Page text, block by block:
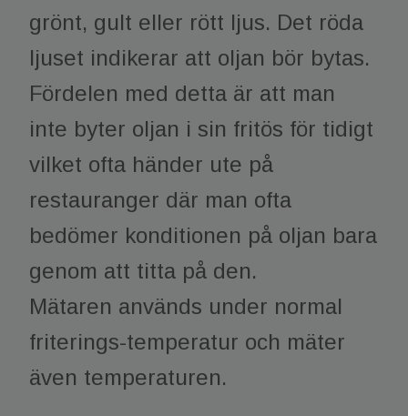
grönt, gult eller rött ljus. Det röda
ljuset indikerar att oljan bör bytas.
Fördelen med detta är att man
inte byter oljan i sin fritös för tidigt
vilket ofta händer ute på
restauranger där man ofta
bedömer konditionen på oljan bara
genom att titta på den.
Mätaren används under normal
friterings-temperatur och mäter
även temperaturen.